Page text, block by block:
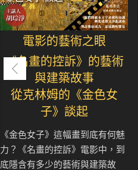
電影的藝術之眼
《名畫的控訴》的藝術
與建築故事
從克林姆的《金色女
子》談起
《金色女子》這幅畫到底有何魅
力？《名畫的控訴》電影中，到
底隱含有多少的藝術與建築故